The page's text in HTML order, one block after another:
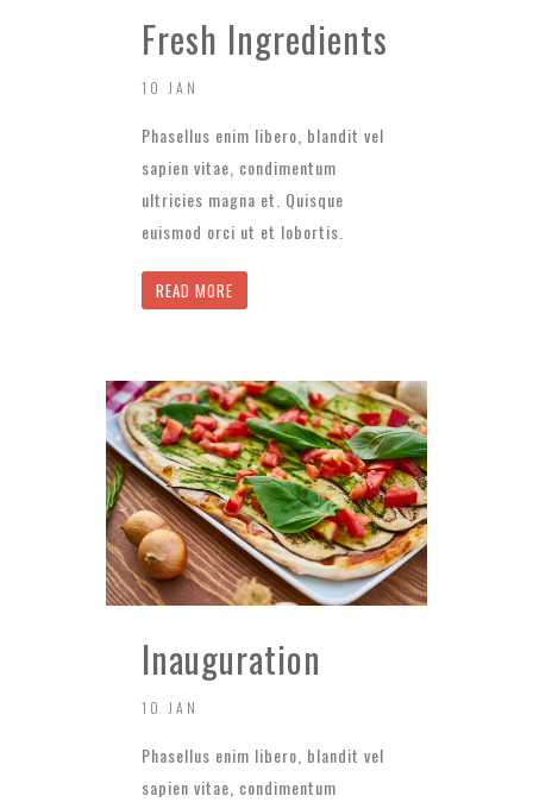
Fresh Ingredients
10 JAN
Phasellus enim libero, blandit vel
sapien vitae, condimentum
ultricies magna et. Quisque
euismod orci ut et lobortis.
READ MORE
Inauguration
10 JAN
Phasellus enim libero, blandit vel
sapien vitae, condimentum